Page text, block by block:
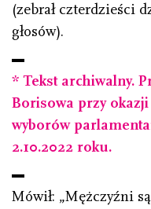
(zebrał czterdzieści
głosów).
* Tekst archiwalny.
Borisowa przy
wyborów
2.10.2022 roku.
Mówił: „Mężczyźni